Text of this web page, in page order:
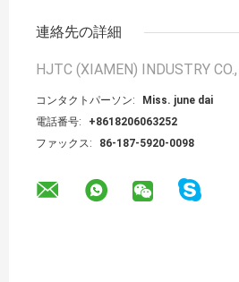
連絡先の詳細
HJTC (XIAMEN) INDUSTRY
コンタクトパーソン:
Miss. june dai
電話番号:
+8618206063252
ファックス:
86-187-5920-0098